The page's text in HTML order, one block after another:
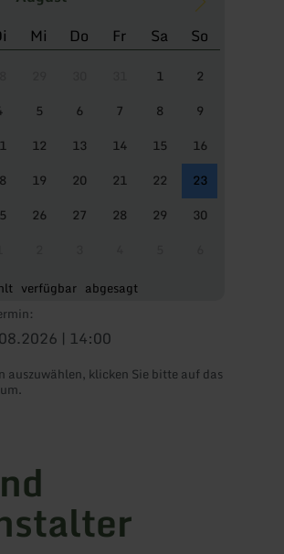
Mi Do Fr Sa So
1
2
5 6 7 8
9
12 13 14 15
16
19 20 21 22
23
26 27 28 29
30
verfügbar abgesagt
| 14:00
auszuwählen, klicken Sie bitte auf das